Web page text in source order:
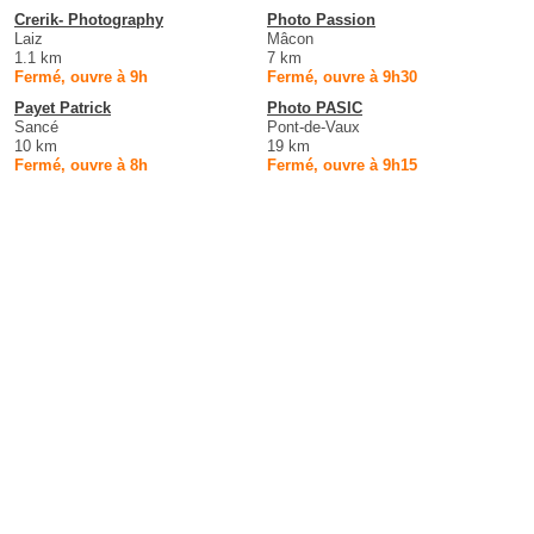
Crerik- Photography
Laiz
1.1 km
Fermé, ouvre à 9h
Photo Passion
Mâcon
7 km
Fermé, ouvre à 9h30
Payet Patrick
Sancé
10 km
Fermé, ouvre à 8h
Photo PASIC
Pont-de-Vaux
19 km
Fermé, ouvre à 9h15